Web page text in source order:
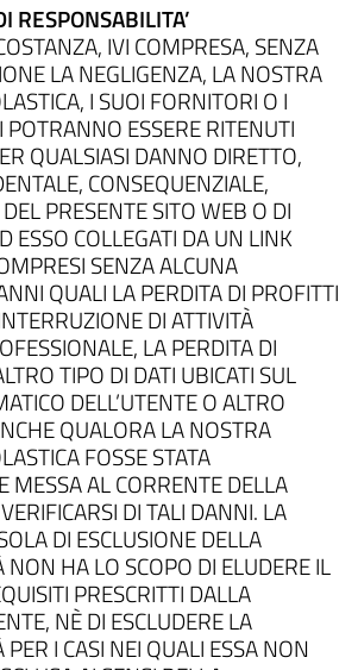
RESPONSABILITA’
IVI COMPRESA, SENZA
LA NEGLIGENZA, LA NOSTRA
I SUOI FORNITORI O I
ESSERE RITENUTI
QUALSIASI DANNO DIRETTO,
CONSEQUENZIALE,
PRESENTE SITO WEB O DI
ESSO COLLEGATI DA UN LINK
SENZA ALCUNA
QUALI LA PERDITA DI PROFITTI
DI ATTIVITÀ
LA PERDITA DI
TIPO DI DATI UBICATI SUL
DELL’UTENTE O ALTRO
QUALORA LA NOSTRA
FOSSE STATA
MESSA AL CORRENTE DELLA
DI TALI DANNI. LA
DI ESCLUSIONE DELLA
NON HA LO SCOPO DI ELUDERE IL
PRESCRITTI DALLA
NÈ DI ESCLUDERE LA
I CASI NEI QUALI ESSA NON